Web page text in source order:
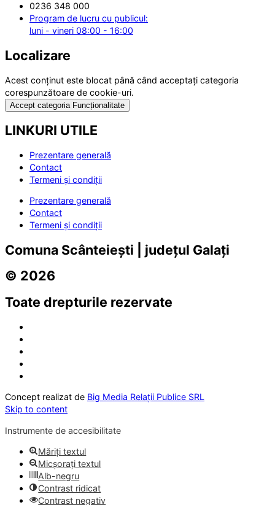
0236 348 000
Program de lucru cu publicul:
luni - vineri 08:00 - 16:00
Localizare
Acest conținut este blocat până când acceptați categoria
corespunzătoare de cookie-uri.
Accept categoria Funcționalitate
LINKURI UTILE
Prezentare generală
Contact
Termeni și condiții
Prezentare generală
Contact
Termeni și condiții
Comuna Scânteiești | județul Galați
© 2026
Toate drepturile rezervate
Concept realizat de Big Media Relații Publice SRL
Skip to content
Instrumente de accesibilitate
Măriți textul
Micșorați textul
Alb-negru
Contrast ridicat
Contrast negativ